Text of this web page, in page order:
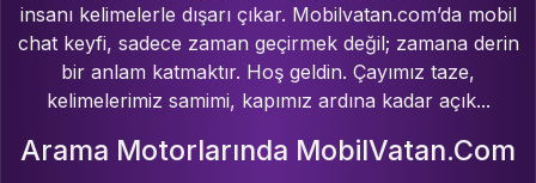
insanı kelimelerle dışarı çıkar. Mobilvatan.com’da mobil
chat keyfi, sadece zaman geçirmek değil; zamana derin
bir anlam katmaktır. Hoş geldin. Çayımız taze,
kelimelerimiz samimi, kapımız ardına kadar açık...
Arama Motorlarında MobilVatan.Com